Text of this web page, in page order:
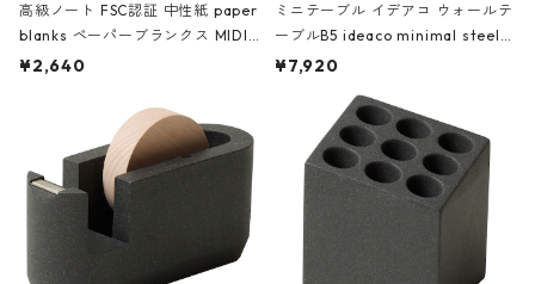
高級ノート FSC認証 中性紙 paper
blanks ペーパーブランクス MIDI
ハードカバー 罫線 ヴァン・ゴッホ
¥2,640
ミニテーブル イデアコ ウォールテ
ーブルB5 ideaco minimal steel f
urniture WALL Table B5 ネイビー
¥7,920